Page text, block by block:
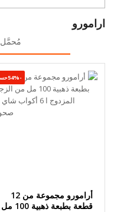
ارامورو
مُحمَّل16 of 16 أغراض
-54%حسم
أرامورو مجموعة من 12
قطعة بطبعة ذهبية 100 مل